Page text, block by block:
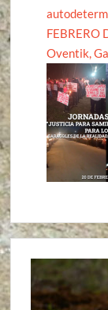
FEBRERO
Oventik,